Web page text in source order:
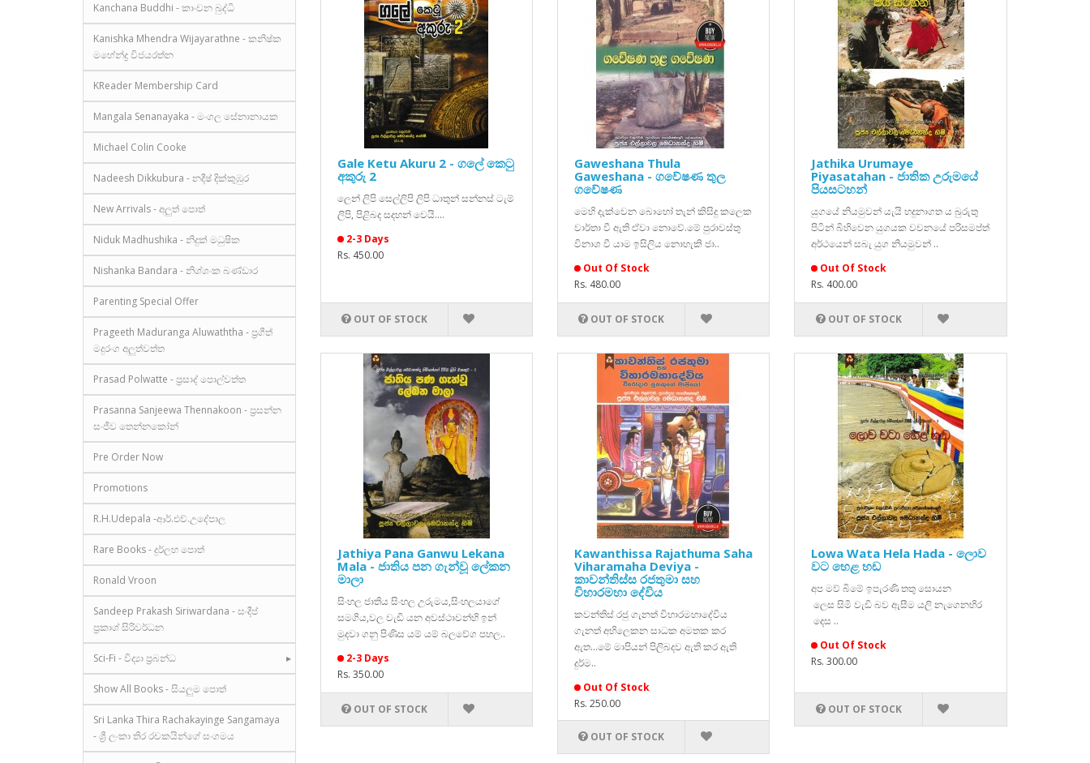
Kanchana Buddhi - කාංචන බුද්ධි
Kanishka Mhendra Wijayarathne - කනිෂ්ක
මහේන්ද්‍ර විජයරත්න
KReader Membership Card
Mangala Senanayaka - මංගල සේනානායක
Michael Colin Cooke
Nadeesh Dikkubura - නදීෂ් දික්කුඹුර
New Arrivals - අලුත් පොත්
Niduk Madhushika - නිදුක් මධුෂික
Nishanka Bandara - නිශ්ශංක බණ්ඩාර
Parenting Special Offer
Prageeth Maduranga Aluwaththa - ප්‍රගීත්
මදුරංග අලුත්වත්ත
Prasad Polwatte - ප්‍රසාද් පොල්වත්ත
Prasanna Sanjeewa Thennakoon - ප්‍රසන්න
සංජීව තෙන්නකෝන්
Pre Order Now
Promotions
R.H.Udepala -ආර්.එච්.උදේපාල
Rare Books - දුර්ලභ පොත්
Ronald Vroon
Sandeep Prakash Siriwardana - සංදීප්
ප්‍රකාශ් සිරිවර්ධන
Sci-Fi - විද්‍යා ප්‍රබන්ධ
Show All Books - සියලුම පොත්
Sri Lanka Thira Rachakayinge Sangamaya
- ශ්‍රී ලංකා තිර රචකයින්ගේ සංගමය
Gale Ketu Akuru 2 - ගලේ කෙටු
අකුරු 2
ලෙන් ලිපි සෙල්ලිපි ලිපි ධාතුන් සන්නස් ටැම්
ලිපි, පිළිබද සදහන් වෙයි....
2-3 Days
Rs. 450.00
OUT OF STOCK
Gaweshana Thula
Gaweshana - ගවේෂණ තුල
ගවේෂණ
මෙහි දැක්වෙන බොහෝ තැන් කිසිදු කලෙක
වාර්තා වී ඇති ඒවා නොවේ.මේ පුරාවස්තු
විනාශ වී යාම ඉසිලිය නොහැකි ජා..
Out Of Stock
Rs. 480.00
OUT OF STOCK
Jathika Urumaye
Piyasatahan - ජාතික උරුමයේ
පියසටහන්
යුගයේ නියමුවන් යැයි හදුනාගත ය බුරුතු
පිටින් බිහිවෙන යුගයක වචනයේ පරිසමප්ත්
අර්ථයෙන් සබැ යුග නියමුවන් ..
Out Of Stock
Rs. 400.00
OUT OF STOCK
Jathiya Pana Ganwu Lekana
Mala - ජාතිය පන ගැන්වූ ලේකන
මාලා
සිංහල ජාතිය සිංහල උරුමය,සිංහලයාගේ
සමගිය,වල වැඩි යන අවස්ථාවන්හි ඉන්
මුදවා ගනු පිණිස යම් යම් බලවේග පහල..
2-3 Days
Rs. 350.00
OUT OF STOCK
Kawanthissa Rajathuma Saha
Viharamaha Deviya -
කාවන්තිස්ස රජතුමා සහ
විහාරමහා දේවිය
කවන්තිස් රජු ගැනත් විහාරමහාදේවිය
ගැනත් අභිලෙකන සාධක අමතක කර
ඇත...මේ මාපියන් පිලිබදව ඇති කර ඇති
දුර්ම..
Out Of Stock
Rs. 250.00
OUT OF STOCK
Lowa Wata Hela Hada - ලොව
වට හෙළ හඩ
අප මව් බිමේ ඉපැරණි තතු සොයන
ලෙස සිමි වැඩි බව ඇසීම යලි නැගෙනහිර
දෙස ..
Out Of Stock
Rs. 300.00
OUT OF STOCK